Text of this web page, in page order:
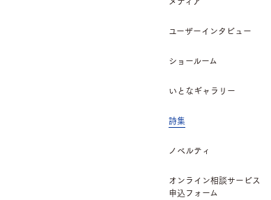
ユーザーインタビュー
ショールーム
いとなギャラリー
詩集
ノベルティ
オンライン相談サービス
申込フォーム